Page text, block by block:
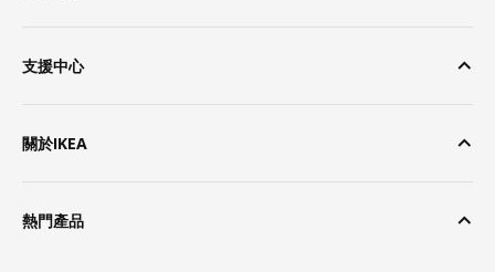
支援中心
關於IKEA
熱門產品